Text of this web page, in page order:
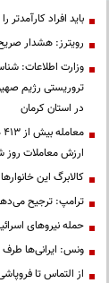
باید افراد
رویترز: هشدار
در استان کرمان
ارزش معاملات روز
کالابرگ این
ترامپ: ترجیح
حمله نیروهای
ونس: ایرانی‌ها طرف
از التماس تا